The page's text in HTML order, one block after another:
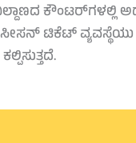
ನಿಲ್ದಾಣದ
ಟಿಕೆಟ್ ವ್ಯವಸ್ಥೆಯು